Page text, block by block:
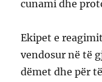
cunami dhe
Ekipet e
vendosur në të
dëmet dhe për